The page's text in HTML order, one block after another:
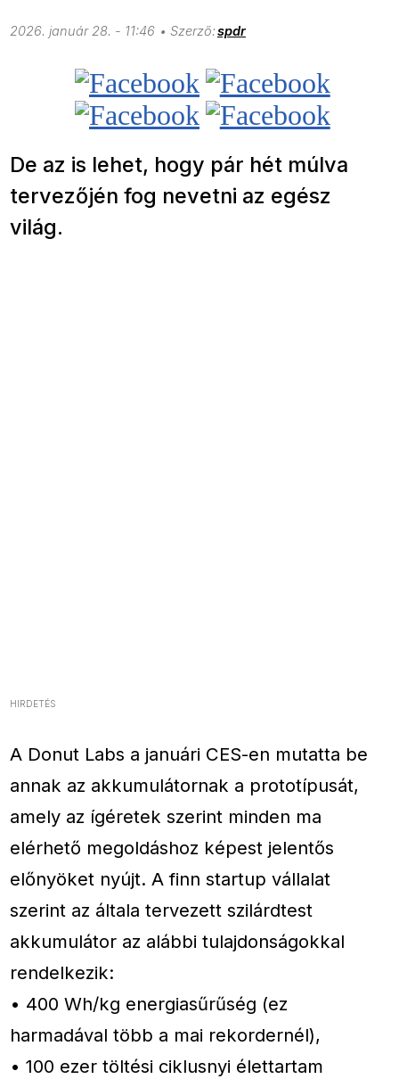
2026. január 28. - 11:46 spdr
De az is lehet, hogy pár hét múlva
tervezőjén fog nevetni az egész
világ.
HIRDETÉS
A Donut Labs a januári CES-en mutatta be
annak az akkumulátornak a prototípusát,
amely az ígéretek szerint minden ma
elérhető megoldáshoz képest jelentős
előnyöket nyújt. A finn startup vállalat
szerint az általa tervezett szilárdtest
akkumulátor az alábbi tulajdonságokkal
rendelkezik:
• 400 Wh/kg energiasűrűség (ez
harmadával több a mai rekordernél),
• 100 ezer töltési ciklusnyi élettartam